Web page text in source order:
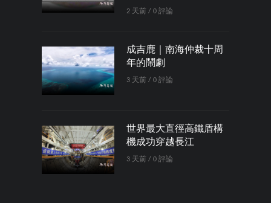
2 天前 / 0 評論
成吉鹿｜南海仲裁十周
年的鬧劇
3 天前 / 0 評論
世界最大直徑高鐵盾構
機成功穿越長江
3 天前 / 0 評論